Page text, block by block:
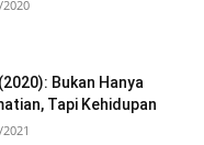
Bukan Hanya
Tapi Kehidupan